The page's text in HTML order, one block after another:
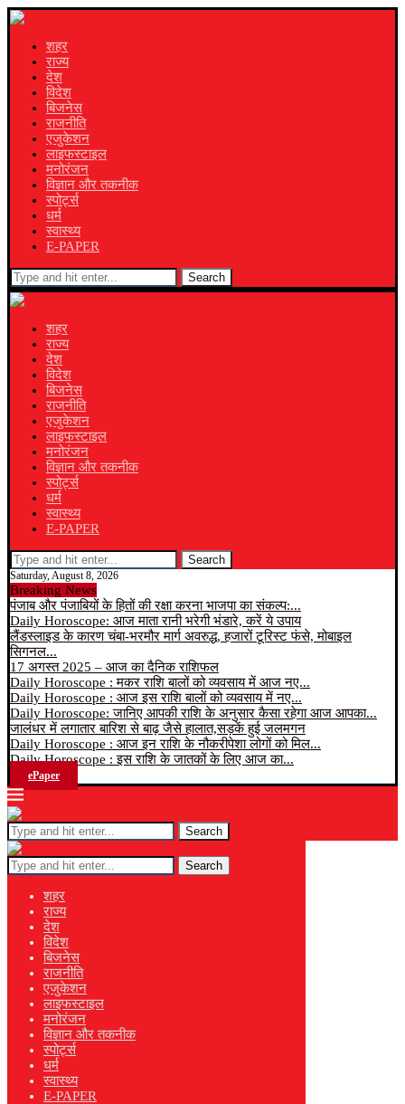
शहर
राज्य
देश
विदेश
बिजनेस
राजनीति
एजुकेशन
लाइफस्टाइल
मनोरंजन
विज्ञान और तकनीक
स्पोर्ट्स
धर्म
स्वास्थ्य
E-PAPER
Search
शहर
राज्य
देश
विदेश
बिजनेस
राजनीति
एजुकेशन
लाइफस्टाइल
मनोरंजन
विज्ञान और तकनीक
स्पोर्ट्स
धर्म
स्वास्थ्य
E-PAPER
Search
Saturday, August 8, 2026
Breaking News
पंजाब और पंजाबियों के हितों की रक्षा करना भाजपा का संकल्प:...
Daily Horoscope: आज माता रानी भरेगी भंडारे, करें ये उपाय
लैंडस्लाइड के कारण चंबा-भरमौर मार्ग अवरुद्ध, हजारों टूरिस्ट फंसे, मोबाइल
सिगनल...
17 अगस्त 2025 – आज का दैनिक राशिफल
Daily Horoscope : मकर राशि बालों को व्यवसाय में आज नए...
Daily Horoscope : आज इस राशि बालों को व्यवसाय में नए...
Daily Horoscope: जानिए आपकी राशि के अनुसार कैसा रहेगा आज आपका...
जालंधर में लगातार बारिश से बाढ़ जैसे हालात,सड़कें हुई जलमगन
Daily Horoscope : आज इन राशि के नौकरीपेशा लोगों को मिल...
Daily Horoscope : इस राशि के जातकों के लिए आज का...
ePaper
Search
Search
शहर
राज्य
देश
विदेश
बिजनेस
राजनीति
एजुकेशन
लाइफस्टाइल
मनोरंजन
विज्ञान और तकनीक
स्पोर्ट्स
धर्म
स्वास्थ्य
E-PAPER